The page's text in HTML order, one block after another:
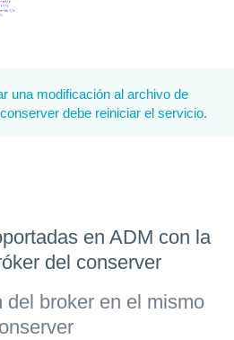
una modificación al archivo de
debe reiniciar el servicio.
en ADM con la
del conserver
del broker en el mismo